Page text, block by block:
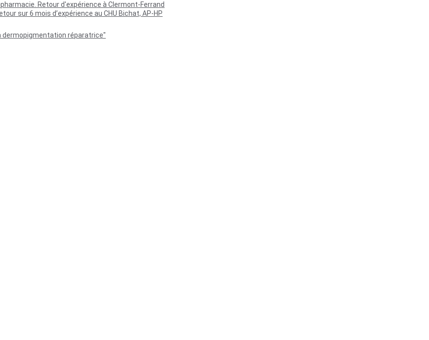
Retour d'expérience à Clermont-Ferrand
sur 6 mois d’expérience au CHU Bichat, AP-HP
dermopigmentation réparatrice"